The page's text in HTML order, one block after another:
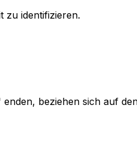
zu identifizieren.
beziehen sich auf